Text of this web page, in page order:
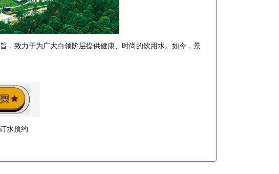
，致力于为广大白领阶层提供健康、时尚的饮用水。如今，景
水预约